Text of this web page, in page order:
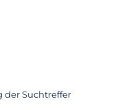
der Suchtreffer